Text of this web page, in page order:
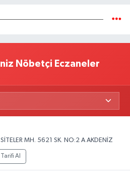
Nöbetçi Eczaneler
MH. 5621 SK. NO:2 A AKDENİZ
Al